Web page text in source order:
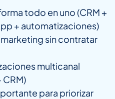
todo en uno (CRM +
+ automatizaciones)
sin contratar
multicanal
CRM)
para priorizar